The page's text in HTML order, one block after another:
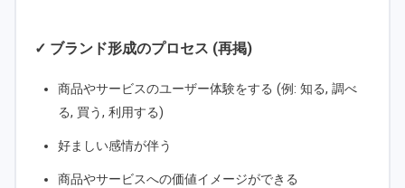
✓ ブランド形成のプロセス (再掲)
商品やサービスのユーザー体験をする (例: 知る, 調べ
る, 買う, 利用する)
好ましい感情が伴う
商品やサービスへの価値イメージができる